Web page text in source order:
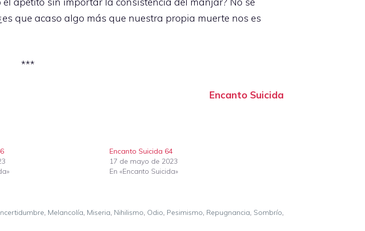
que acaso algo más que nuestra propia muerte nos es
***
Encanto Suicida
Encanto Suicida 64
17 de mayo de 2023
En «Encanto Suicida»
, Melancolía, Miseria, Nihilismo, Odio, Pesimismo, Repugnancia, Sombrío,